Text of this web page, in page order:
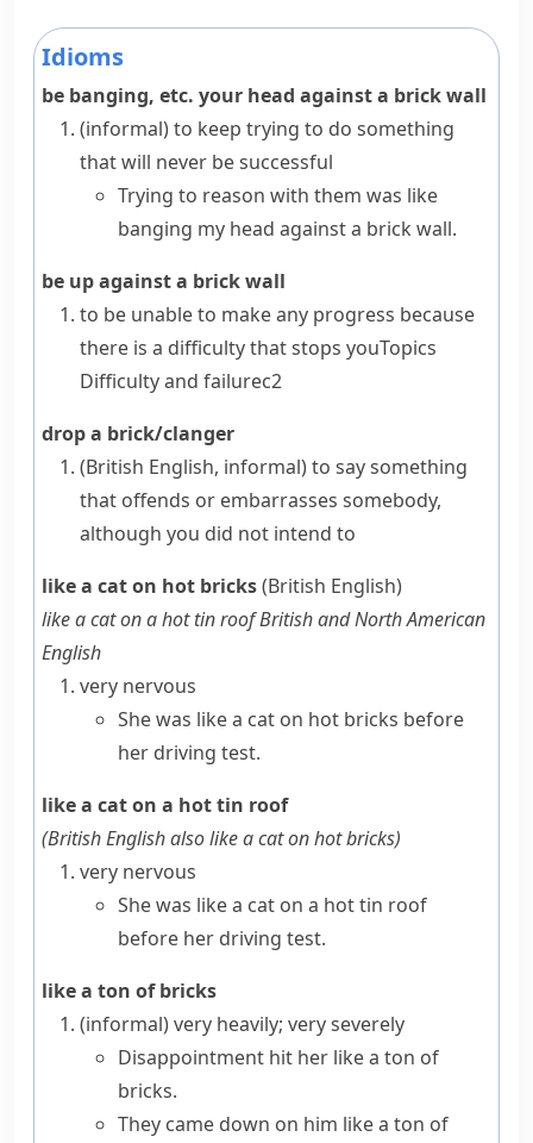
Idioms
be banging, etc. your head against a brick wall
(informal)to keep trying to do something
that will never be successful
Trying to reason with them was like
banging my head against a brick wall.
be up against a brick wall
to be unable to make any progress because
there is a difficulty that stops youTopics
Difficulty and failurec2
drop a brick/clanger
(British English, informal)to say something
that offends or embarrasses somebody,
although you did not intend to
like a cat on hot bricks(British English)
like a cat on a hot tin roofBritish and North American
English
very nervous
She was like a cat on hot bricks before
her driving test.
like a cat on a hot tin roof
(British English alsolike a cat on hot bricks)
very nervous
She was like a cat on a hot tin roof
before her driving test.
like a ton of bricks
(informal)very heavily; very severely
Disappointment hit her like a ton of
bricks.
They came down on him like a ton of